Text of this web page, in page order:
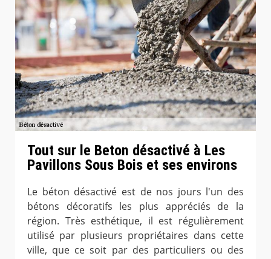
Tout sur le Beton désactivé à Les
Pavillons Sous Bois et ses environs
Le béton désactivé est de nos jours l'un des
bétons décoratifs les plus appréciés de la
région. Très esthétique, il est régulièrement
utilisé par plusieurs propriétaires dans cette
ville, que ce soit par des particuliers ou des